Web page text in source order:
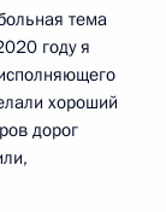
тема
году я
хороший
дорог